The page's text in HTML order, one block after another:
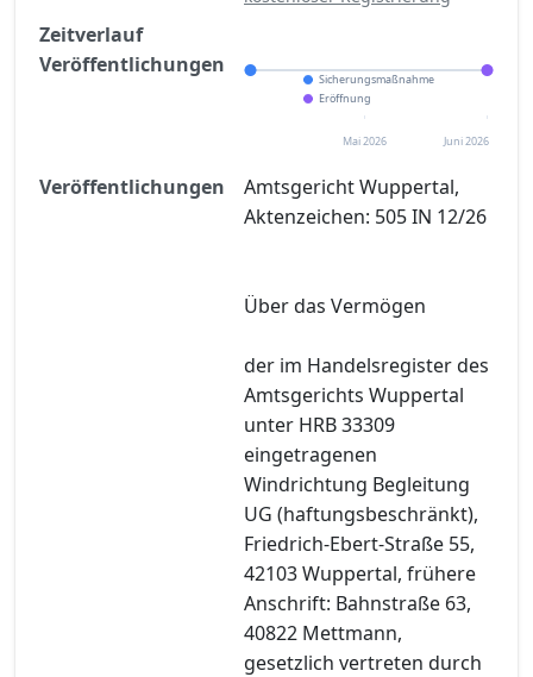
Zeitverlauf
Veröffentlichungen
Sicherungsmaßnahme
Eröffnung
Mai 2026 Juni 2026
Veröffentlichungen
Amtsgericht Wuppertal,
Aktenzeichen: 505 IN 12/26
Über das Vermögen
der im Handelsregister des
Amtsgerichts Wuppertal
unter HRB 33309
eingetragenen
Windrichtung Begleitung
UG (haftungsbeschränkt),
Friedrich-Ebert-Straße 55,
42103 Wuppertal, frühere
Anschrift: Bahnstraße 63,
40822 Mettmann,
gesetzlich vertreten durch